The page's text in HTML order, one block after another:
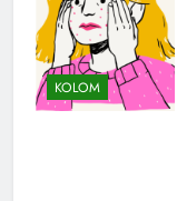
KOLOM